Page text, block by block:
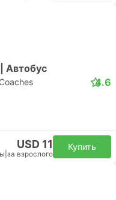
Автобус
4.6
USD 11
за взрослого
Купить